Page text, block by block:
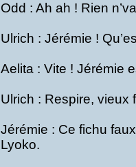
Odd : Ah ah ! Rien
Ulrich : Jérémie !
Aelita : Vite ! Jérémie
Ulrich : Respire, vieux
Jérémie : Ce fichu
Lyoko.